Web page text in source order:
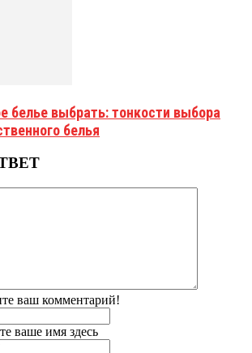
белье выбрать: тонкости выбора
белья
ваш комментарий!
ваше имя здесь